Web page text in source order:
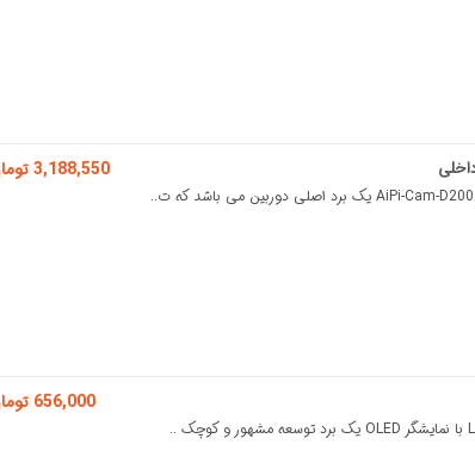
3,188,550 تومان
656,000 تومان